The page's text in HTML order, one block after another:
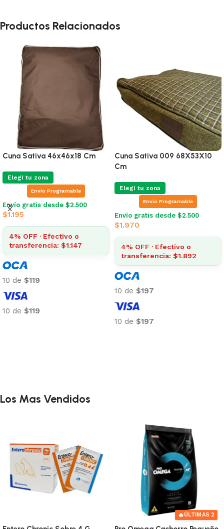
Productos Relacionados
Colchón Para Mascotas Relax
Ferplast Lila
Elegí tu zona
Envio Programable
$1.346
4% OFF · Efectivo o
transferencia: $1.292
10 de$135
10 de
Añadir al carrito
Colchón Para Mascotas Soffy
Ferplast 60x40x10 cm Rojo
Elegí tu zona
Envio Programable
Envío gratis desde $2.500
Top 1 en Camas Iglú y
Mantas
$1.707
4% OFF · Efectivo o
transferencia: $1.639
10 de$171
Los Mas Vendidos
🔥ÚLTIMAS 2